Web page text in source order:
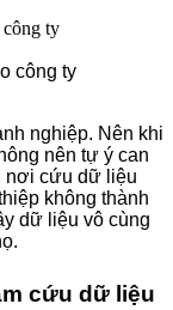
công ty
nghiệp. Nên khi
nên tự ý can
nơi cứu dữ liệu
không thành
dữ liệu vô cùng
cứu dữ liệu